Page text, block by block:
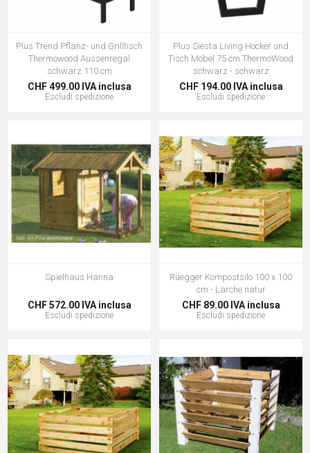
Plus Trend Pflanz- und Grilltisch
Thermowood Aussenregal
schwarz 110 cm
CHF 499.00 IVA inclusa
Escludi spedizione
Plus Siesta Living Hocker und
Tisch Möbel 75 cm ThermoWood
schwarz - schwarz
CHF 194.00 IVA inclusa
Escludi spedizione
Spielhaus Hanna
CHF 572.00 IVA inclusa
Escludi spedizione
Rüegger Kompostsilo 100 x 100
cm - Lärche natur
CHF 89.00 IVA inclusa
Escludi spedizione